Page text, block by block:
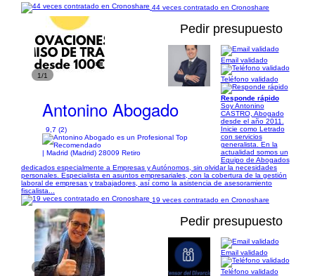
44 veces contratado en Cronoshare
1/1
Pedir presupuesto
Antonino Abogado
9,7 (2)
| Madrid (Madrid) 28009 Retiro
Email validado
Teléfono validado
Responde rápido
Soy Antonino
CASTRO, Abogado
desde el año 2011.
Inicie como Letrado
con servicios
generalista. En la
actualidad somos un
Equipo de Abogados
dedicados especialmente a Empresas y Autónomos, sin olvidar la necesidades
personales. Especialista en asuntos empresariales, con la cobertura de la gestión
laboral de empresas y trabajadores, así como la asistencia de asesoramiento
fiscalista...
19 veces contratado en Cronoshare
1/2
Pedir presupuesto
Email validado
Teléfono validado